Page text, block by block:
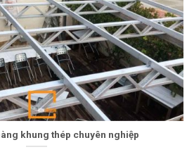
khung thép chuyên nghiệp